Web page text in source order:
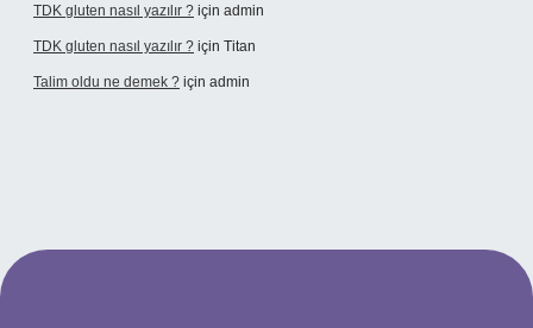
TDK gluten nasıl yazılır ? için admin
TDK gluten nasıl yazılır ? için Titan
Talim oldu ne demek ? için admin
giriş